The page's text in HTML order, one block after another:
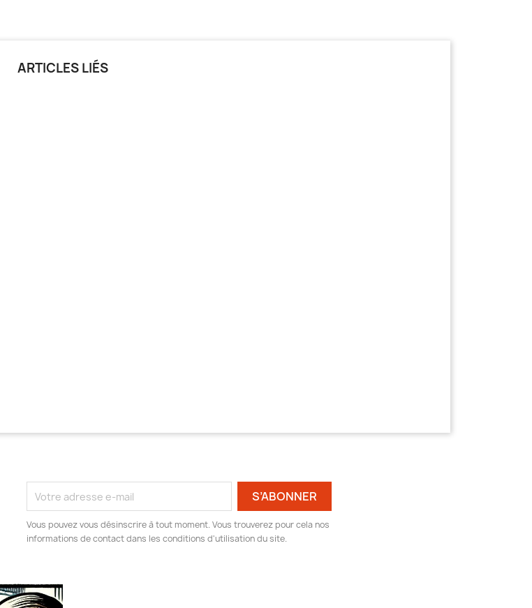
ARTICLES LIÉS
Vous pouvez vous désinscrire à tout moment. Vous trouverez pour cela nos
informations de contact dans les conditions d'utilisation du site.